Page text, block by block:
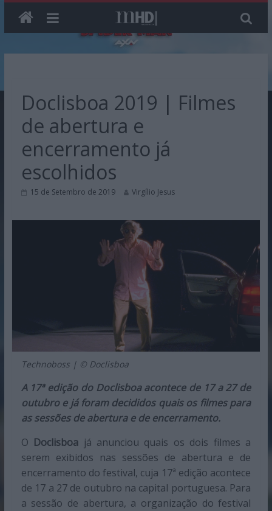
contentDoclisboa 2019 | Filmes
de abertura e
encerramento já
escolhidos
15 de Setembro de 2019 Virgílio Jesus
Technoboss | © Doclisboa
A 17ª edição do Doclisboa acontece de 17 a 27 de
outubro e já foram decididos quais os filmes para
as sessões de abertura e de encerramento.
O Doclisboa já anunciou quais os dois filmes a
serem exibidos nas sessões de abertura e de
encerramento do festival, cuja 17ª edição acontece
de 17 a 27 de outubro na capital portuguesa. Para
a sessão de abertura, a organização do festival